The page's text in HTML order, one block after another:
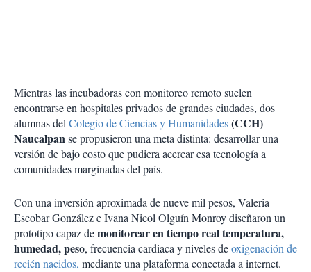
Mientras las incubadoras con monitoreo remoto suelen
encontrarse en hospitales privados de grandes ciudades, dos
alumnas delColegio de Ciencias y Humanidades(CCH)
Naucalpanse propusieron una meta distinta: desarrollar una
versión de bajo costo que pudiera acercar esa tecnología a
comunidades marginadas del país.
Con una inversión aproximada de nueve mil pesos, Valeria
Escobar González e Ivana Nicol Olguín Monroy diseñaron un
prototipo capaz demonitorear en tiempo real temperatura,
humedad, peso, frecuencia cardiaca y niveles deoxigenación de
recién nacidos, mediante una plataforma conectada a internet.